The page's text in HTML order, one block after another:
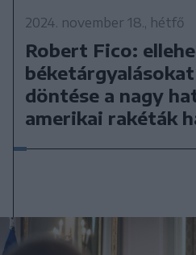
2024. november 18., hétfő
Robert Fico:
béketárgyalásokat
döntése a nagy
amerikai rakéták